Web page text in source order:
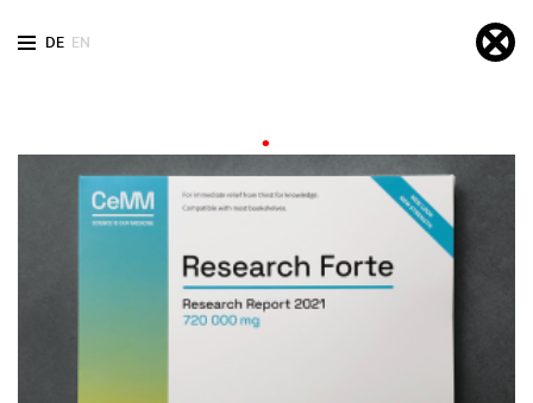
DE EN